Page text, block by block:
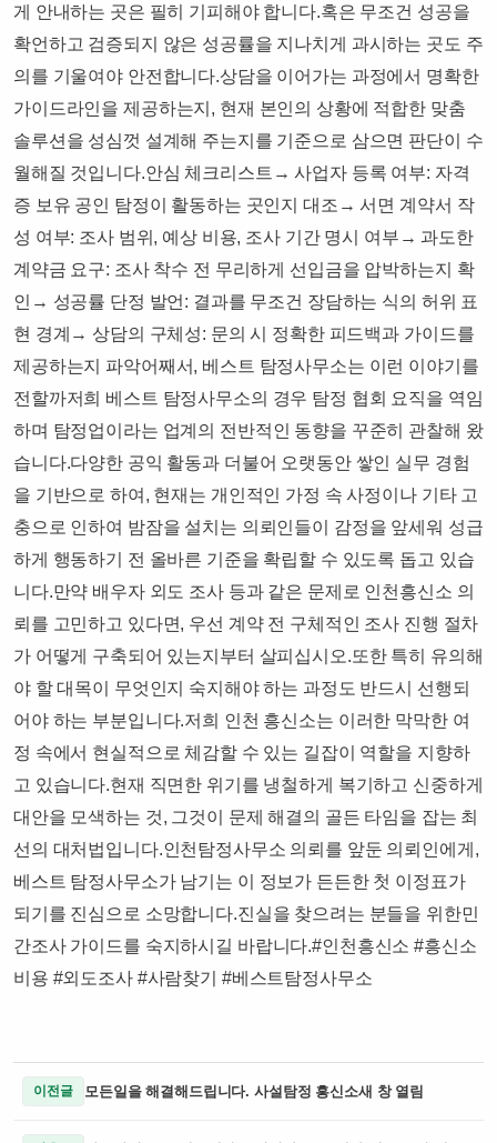
게 안내하는 곳은 필히 기피해야 합니다.​혹은 무조건 성공을
확언하고 검증되지 않은 성공률을 지나치게 과시하는 곳도 주
의를 기울여야 안전합니다.​상담을 이어가는 과정에서 명확한
가이드라인을 제공하는지, 현재 본인의 상황에 적합한 맞춤
솔루션을 성심껏 설계해 주는지를 기준으로 삼으면 판단이 수
월해질 것입니다.​안심 체크리스트​​→ 사업자 등록 여부: 자격
증 보유 공인 탐정이 활동하는 곳인지 대조→ 서면 계약서 작
성 여부: 조사 범위, 예상 비용, 조사 기간 명시 여부→ 과도한
계약금 요구: 조사 착수 전 무리하게 선입금을 압박하는지 확
인→ 성공률 단정 발언: 결과를 무조건 장담하는 식의 허위 표
현 경계→ 상담의 구체성: 문의 시 정확한 피드백과 가이드를
제공하는지 파악​​어째서, 베스트 탐정사무소는 이런 이야기를
전할까​​​​저희 베스트 탐정사무소의 경우 탐정 협회 요직을 역임
하며 탐정업이라는 업계의 전반적인 동향을 꾸준히 관찰해 왔
습니다.​다양한 공익 활동과 더불어 오랫동안 쌓인 실무 경험
을 기반으로 하여, 현재는 개인적인 가정 속 사정이나 기타 고
충으로 인하여 밤잠을 설치는 의뢰인들이 감정을 앞세워 성급
하게 행동하기 전 올바른 기준을 확립할 수 있도록 돕고 있습
니다.​만약 배우자 외도 조사 등과 같은 문제로 인천흥신소 의
뢰를 고민하고 있다면, 우선 계약 전 구체적인 조사 진행 절차
가 어떻게 구축되어 있는지부터 살피십시오.​또한 특히 유의해
야 할 대목이 무엇인지 숙지해야 하는 과정도 반드시 선행되
어야 하는 부분입니다.​저희 인천 흥신소는 이러한 막막한 여
정 속에서 현실적으로 체감할 수 있는 길잡이 역할을 지향하
고 있습니다.​현재 직면한 위기를 냉철하게 복기하고 신중하게
대안을 모색하는 것, 그것이 문제 해결의 골든 타임을 잡는 최
선의 대처법입니다.​인천탐정사무소 의뢰를 앞둔 의뢰인에게,
베스트 탐정사무소가 남기는 이 정보가 든든한 첫 이정표가
되기를 진심으로 소망합니다.​진실을 찾으려는 분들을 위한민
간조사 가이드를 숙지하시길 바랍니다.​​#인천흥신소 #흥신소
비용 #외도조사 #사람찾기 #베스트탐정사무소​
이전글 모든일을 해결해드립니다. 사설탐정 흥신소새 창 열림